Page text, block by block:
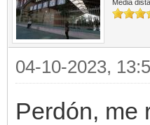
Media
04-10-2023,
Perdón, me